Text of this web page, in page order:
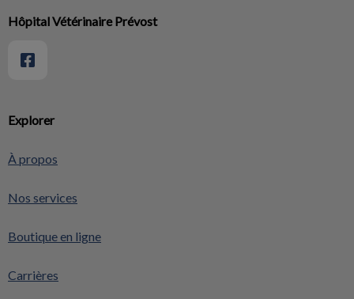
Explorer
À propos
Nos services
Boutique en ligne
Carrières
Hôpital Vétérinaire Prévost